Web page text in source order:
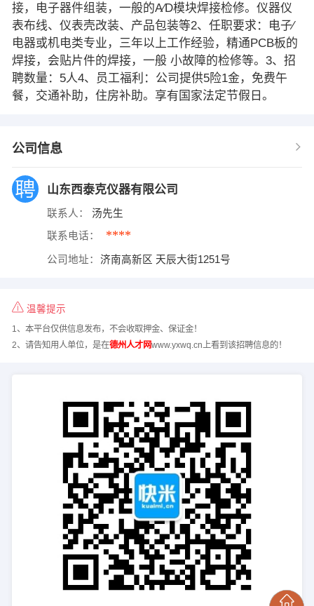
接，电子器件组装，一般的A∕D模块焊接检修。仪器仪
表布线、仪表壳改装、产品包装等2、任职要求：电子∕
电器或机电类专业，三年以上工作经验，精通PCB板的
焊接，会贴片件的焊接，一般 小故障的检修等。3、招
聘数量：5人4、员工福利：公司提供5险1金，免费午
餐，交通补助，住房补助。享有国家法定节假日。
公司信息
山东西泰克仪器有限公司
联系人： 汤先生
联系电话： ****
公司地址： 济南高新区 天辰大街1251号
温馨提示
1、本平台仅供信息发布，不会收取押金、保证金！
2、请告知用人单位，是在德州人才网www.yxwq.cn上看到该招聘信息的！